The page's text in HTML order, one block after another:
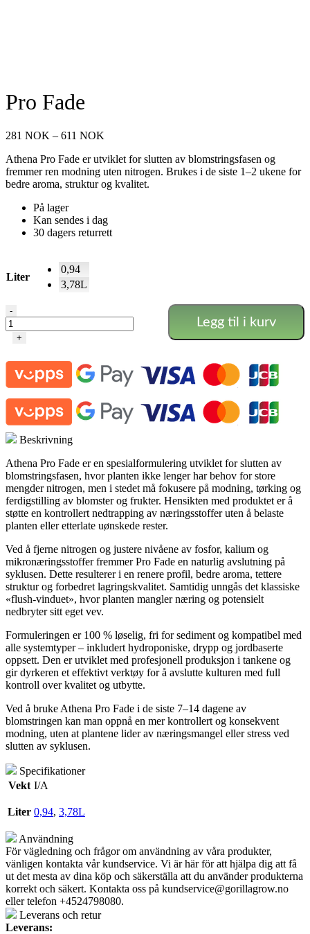
Pro Fade
281 NOK – 611 NOK
til
611 NOK
Athena Pro Fade er utviklet for slutten av blomstringsfasen og
fremmer ren modning uten nitrogen. Brukes i de siste 1–2 ukene for
bedre aroma, struktur og kvalitet.
På lager
Kan sendes i dag
30 dagers returrett
Liter
0,94
3,78L
Pro
Fade
antall
-
+
Legg til i kurv
Beskrivning
Athena Pro Fade er en spesialformulering utviklet for slutten av
blomstringsfasen, hvor planten ikke lenger har behov for store
mengder nitrogen, men i stedet må fokusere på modning, tørking og
ferdigstilling av blomster og frukter. Hensikten med produktet er å
støtte en kontrollert nedtrapping av næringsstoffer uten å belaste
planten eller etterlate uønskede rester.
Ved å fjerne nitrogen og justere nivåene av fosfor, kalium og
mikronæringsstoffer fremmer Pro Fade en naturlig avslutning på
syklusen. Dette resulterer i en renere profil, bedre aroma, tettere
struktur og forbedret lagringskvalitet. Samtidig unngås det klassiske
«flush-vinduet», hvor planten mangler næring og potensielt
nedbryter sitt eget vev.
Formuleringen er 100 % løselig, fri for sediment og kompatibel med
alle systemtyper – inkludert hydroponiske, drypp og jordbaserte
oppsett. Den er utviklet med profesjonell produksjon i tankene og
gir dyrkeren et effektivt verktøy for å avslutte kulturen med full
kontroll over kvalitet og utbytte.
Ved å bruke Athena Pro Fade i de siste 7–14 dagene av
blomstringen kan man oppnå en mer kontrollert og konsekvent
modning, uten at plantene lider av næringsmangel eller stress ved
slutten av syklusen.
Specifikationer
Vekt I/A
Liter 0,94, 3,78L
Användning
För vägledning och frågor om användning av våra produkter,
vänligen kontakta vår kundservice. Vi är här för att hjälpa dig att få
ut det mesta av dina köp och säkerställa att du använder produkterna
korrekt och säkert. Kontakta oss på kundservice@gorillagrow.no
eller telefon +4524798080.
Leverans och retur
Leverans: